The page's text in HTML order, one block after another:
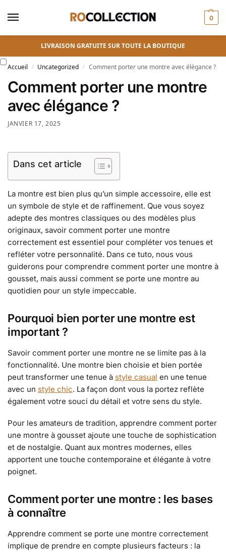
0
LIVRAISON GRATUITE SUR TOUTE LA BOUTIQUE
Accueil / Uncategorized / Comment porter une montre avec élégance ?
Comment porter une montre
avec élégance ?
JANVIER 17, 2025
Dans cet article
La montre est bien plus qu’un simple accessoire, elle est
un symbole de style et de raffinement. Que vous soyez
adepte des montres classiques ou des modèles plus
originaux, savoir comment porter une montre
correctement est essentiel pour compléter vos tenues et
refléter votre personnalité. Dans ce tuto, nous vous
guiderons pour comprendre comment porter une montre à
gousset, mais aussi comment se porte une montre au
quotidien pour un style impeccable.
Pourquoi bien porter une montre est
important ?
Savoir comment porter une montre ne se limite pas à la
fonctionnalité. Une montre bien choisie et bien portée
peut transformer une tenue à style casual en une tenue
avec un style chic. La façon dont vous la portez reflète
également votre souci du détail et votre sens du style.
Pour les amateurs de tradition, apprendre comment porter
une montre à gousset ajoute une touche de sophistication
et de nostalgie. Quant aux montres modernes, elles
apportent une touche contemporaine et élégante à votre
poignet.
Comment porter une montre : les bases
à connaître
Apprendre comment se porte une montre correctement
implique de prendre en compte plusieurs facteurs : la